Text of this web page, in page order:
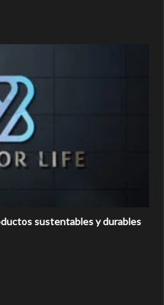
sustentables y durables